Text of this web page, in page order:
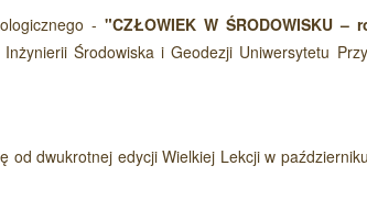
- "CZŁOWIEK W ŚRODOWISKU –
Środowiska i Geodezji Uniwersytetu
od dwukrotnej edycji Wielkiej Lekcji w